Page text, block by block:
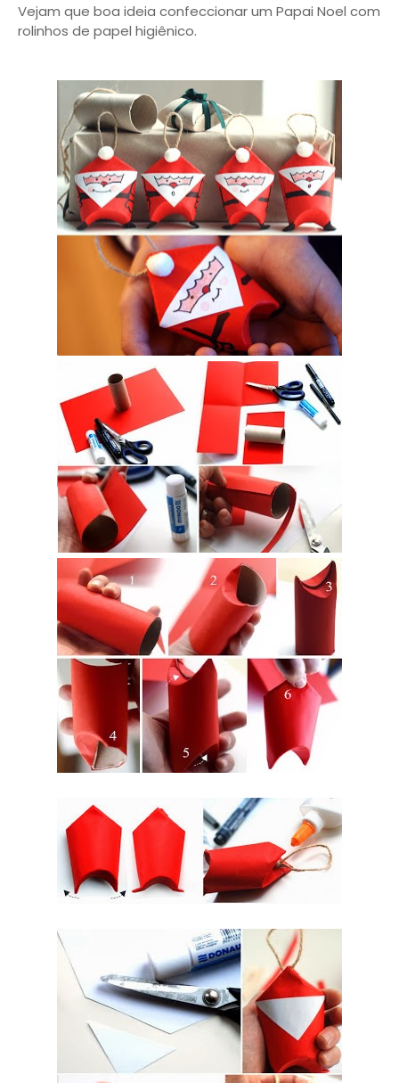
Vejam que boa ideia confeccionar um Papai Noel com
rolinhos de papel higiênico.